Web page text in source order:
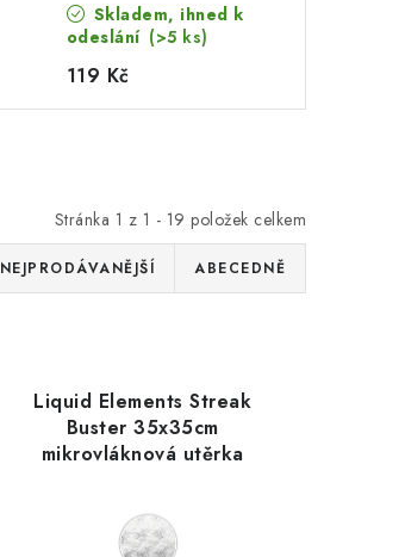
Skladem, ihned k
odeslání (>5 ks)
119 Kč
Stránka 1 z 1 - 19 položek celkem
NEJPRODÁVANĚJŠÍ ABECEDNĚ
Liquid Elements Streak
Buster 35x35cm
mikrovláknová utěrka